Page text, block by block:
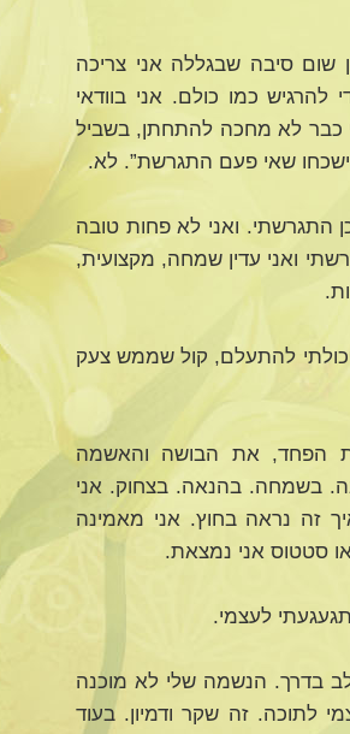
שום סיבה שבגללה אני צריכה
להרגיש כמו כולם. אני בוודאי
כבר לא מחכה להתחתן, בשביל
שאי פעם התגרשת”. לא.
התגרשתי. ואני לא פחות טובה
ואני עדין שמחה, מקצועית,
להתעלם, קול שממש צעק
הפחד, את הבושה והאשמה
בשמחה. בהנאה. בצחוק. אני
זה נראה בחוץ. אני מאמינה
סטטוס אני נמצאת.
לעצמי.
בדרך. הנשמה שלי לא מוכנה
לתוכה. זה שקר ודמיון. בעוד